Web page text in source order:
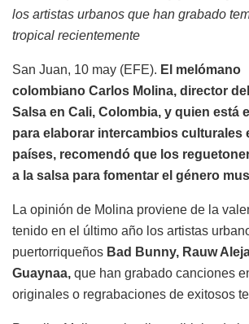
los artistas urbanos que han grabado
tropical recientemente
San Juan, 10 may (EFE). El melómano
colombiano Carlos Molina, director
Salsa en Cali, Colombia, y quien está
para elaborar intercambios culturales
países, recomendó que los
a la salsa para fomentar el género
La opinión de Molina proviene de la
tenido en el último año los artistas
puertorriqueños Bad Bunny, Rauw
Guaynaa, que han grabado canciones
originales o regrabaciones de exitosos